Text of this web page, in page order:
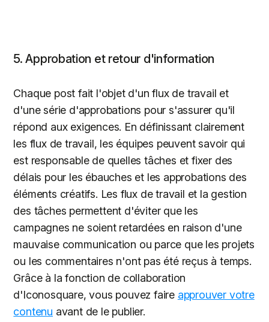
5. Approbation et retour d'information
Chaque post fait l'objet d'un flux de travail et
d'une série d'approbations pour s'assurer qu'il
répond aux exigences. En définissant clairement
les flux de travail, les équipes peuvent savoir qui
est responsable de quelles tâches et fixer des
délais pour les ébauches et les approbations des
éléments créatifs. Les flux de travail et la gestion
des tâches permettent d'éviter que les
campagnes ne soient retardées en raison d'une
mauvaise communication ou parce que les projets
ou les commentaires n'ont pas été reçus à temps.
Grâce à la fonction de collaboration
d'Iconosquare, vous pouvez faire approuver votre
contenu avant de le publier.